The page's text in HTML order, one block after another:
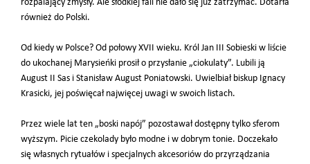
rozpalający zmysły. Ale słodkiej fali nie dało się już zatrzymać. Dotarła
również do Polski.
Od kiedy w Polsce? Od połowy XVII wieku. Król Jan III Sobieski w liście
do ukochanej Marysieńki prosił o przysłanie „ciokulaty”. Lubili ją
August II Sas i Stanisław August Poniatowski. Uwielbiał biskup Ignacy
Krasicki, jej poświęcał najwięcej uwagi w swoich listach.
Przez wiele lat ten „boski napój” pozostawał dostępny tylko sferom
wyższym. Picie czekolady było modne i w dobrym tonie. Doczekało
się własnych rytuałów i specjalnych akcesoriów do przyrządzania